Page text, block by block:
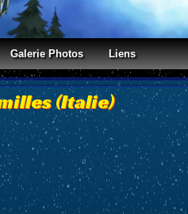
Galerie Photos Liens
(Italie)